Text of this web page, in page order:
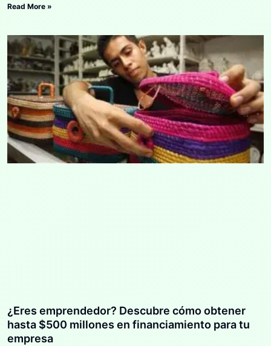
Read More »
¿Eres emprendedor? Descubre cómo obtener
hasta $500 millones en financiamiento para tu
empresa